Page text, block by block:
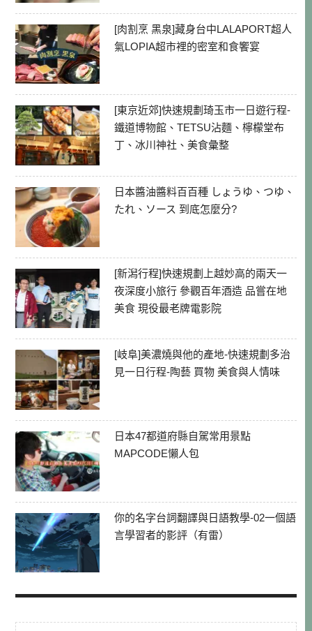
[肉割烹 黑泉]藏身台中LALAPORT超人
氣LOPIA超市裡的密室和食饗宴
[東京近郊]快速規劃琦玉市一日遊行程-
鐵道博物館、TETSU沾麵、檸檬堂布
丁、冰川神社、美食彙整
日本醬油醬料百百種 しょうゆ、つゆ、
たれ、ソース 到底怎麼分?
[新潟行程]快速規劃上越妙高的兩天一
夜深度小旅行 參觀百年酒造 品嘗在地
美食 現役最老牌電影院
[岐阜]美濃燒與他的產地-快速規劃多治
見一日行程-陶藝 買物 美食與人情味
日本47都道府縣自駕常用景點
MAPCODE懶人包
你的名字台詞翻譯與日語教學-02一個語
言學習者的影評（有雷）